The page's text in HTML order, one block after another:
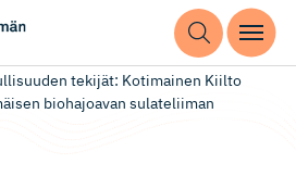
tekijät: Kotimainen Kiilto
biohajoavan sulateliiman